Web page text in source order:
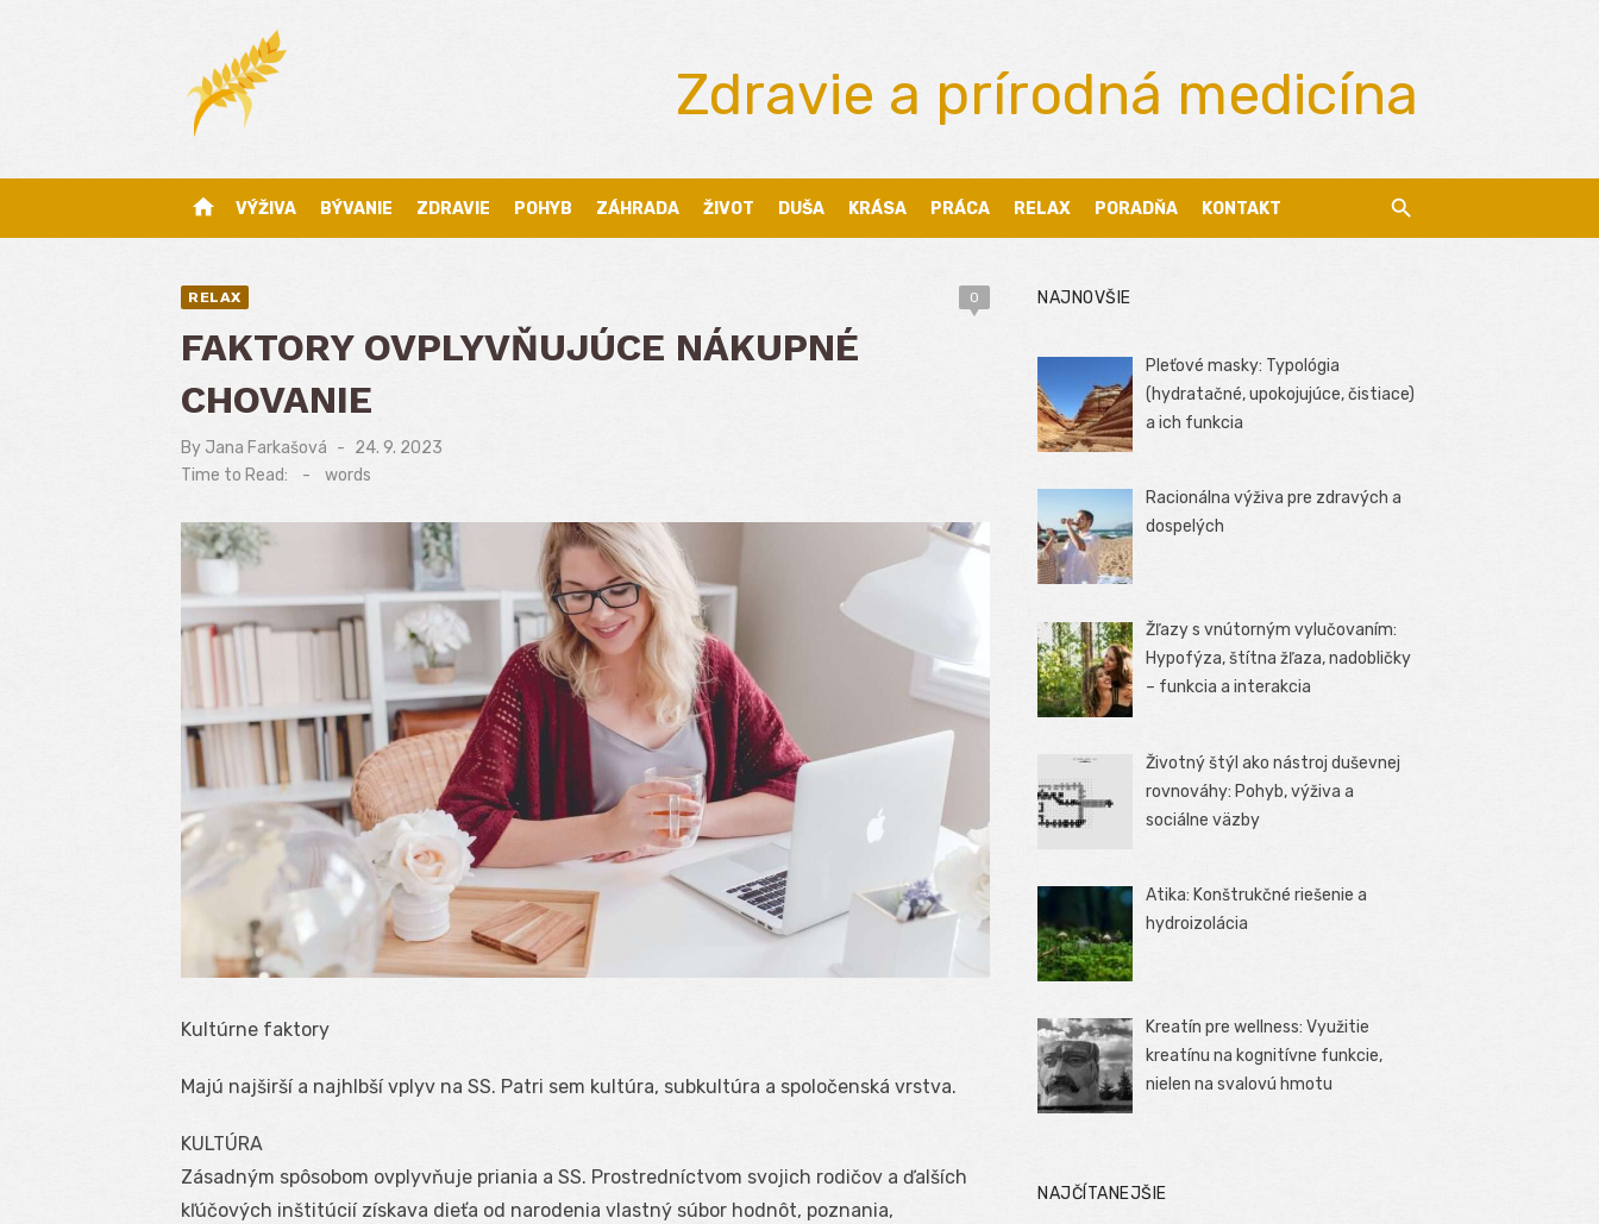
Zdravie a prírodná medicína
home VÝŽIVA BÝVANIE ZDRAVIE POHYB ZÁHRADA ŽIVOT DUŠA KRÁSA PRÁCA RELAX PORADŇA KONTAKT
RELAX 0
FAKTORY OVPLYVŇUJÚCE NÁKUPNÉ
CHOVANIE
By Jana Farkašová
Posted
on
24. 9. 2023
Time to Read:
- words
Kultúrne faktory
Majú najširší a najhlbší vplyv na SS. Patri sem kultúra, subkultúra a spoločenská vrstva.
KULTÚRA
Zásadným spôsobom ovplyvňuje priania a SS. Prostredníctvom svojich rodičov a ďalších
kľúčových inštitúcií získava dieťa od narodenia vlastný súbor hodnôt, poznania,
NAJNOVŠIE
Pleťové masky: Typológia
(hydratačné, upokojujúce, čistiace)
a ich funkcia
Racionálna výživa pre zdravých a
dospelých
Žľazy s vnútorným vylučovaním:
Hypofýza, štítna žľaza, nadobličky
– funkcia a interakcia
Životný štýl ako nástroj duševnej
rovnováhy: Pohyb, výživa a
sociálne väzby
Atika: Konštrukčné riešenie a
hydroizolácia
Kreatín pre wellness: Využitie
kreatínu na kognitívne funkcie,
nielen na svalovú hmotu
NAJČÍTANEJŠIE